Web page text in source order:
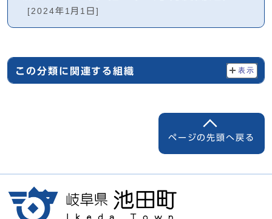
[2024年1月1日]
この分類に関連する組織 表示
ページの先頭へ戻る